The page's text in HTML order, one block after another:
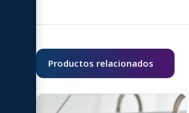
Productos relacionados